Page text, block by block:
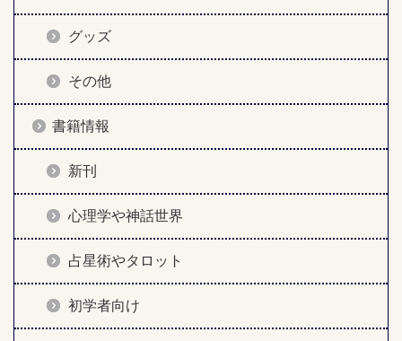
グッズ
その他
書籍情報
新刊
心理学や神話世界
占星術やタロット
初学者向け